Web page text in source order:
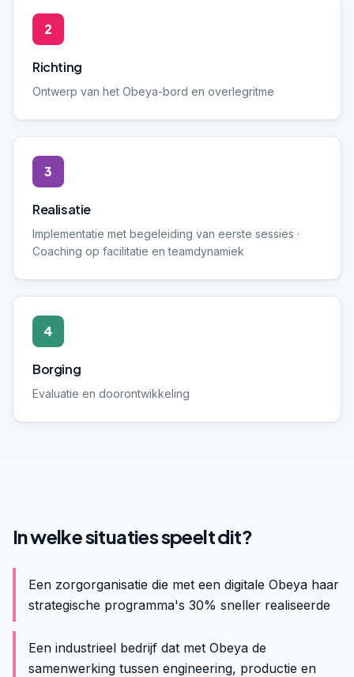
2
Richting
Ontwerp van het Obeya-bord en overlegritme
3
Realisatie
Implementatie met begeleiding van eerste sessies ·
Coaching op facilitatie en teamdynamiek
4
Borging
Evaluatie en doorontwikkeling
In welke situaties speelt dit?
Een zorgorganisatie die met een digitale Obeya haar
strategische programma's 30% sneller realiseerde
Een industrieel bedrijf dat met Obeya de
samenwerking tussen engineering, productie en